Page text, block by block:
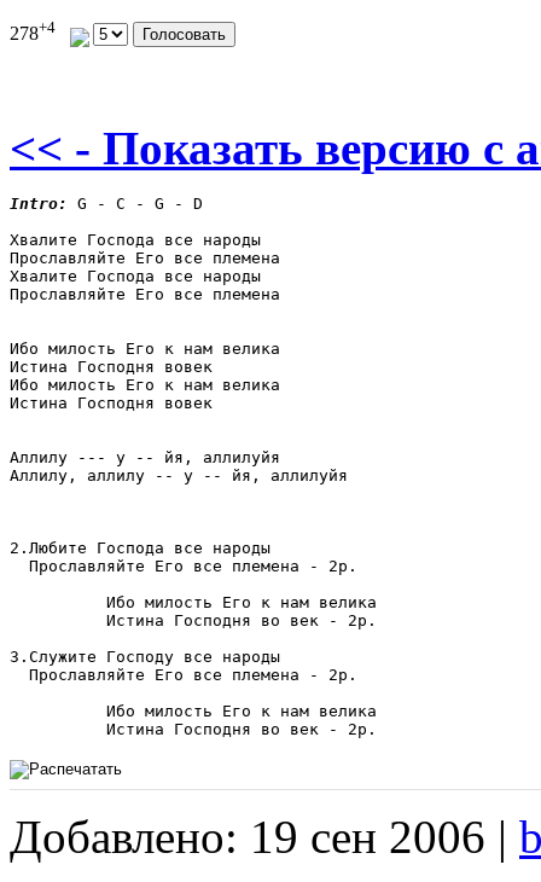
278+4
<< - Показать версию c
Intro:
G - C - G - D
Хвалите Господа все народы
Прославляйте Его все племена
Хвалите Господа все народы
Прославляйте Его все племена
Ибо милость Его к нам велика
Истина Господня вовек
Ибо милость Его к нам велика
Истина Господня вовек
Аллилу --- у -- йя, аллилуйя
Аллилу, аллилу -- у -- йя, аллилуйя
2.Любите Господа все
  Прославляйте Его все племена - 2р.
          Ибо милость Его к нам велика
          Истина Господня во век - 2р.
3.Служите Господу все
  Прославляйте Его все племена - 2р.
          Ибо милость Его к нам велика
          Истина Господня во век - 2р.
Добавлено: 19 сен 2006 |